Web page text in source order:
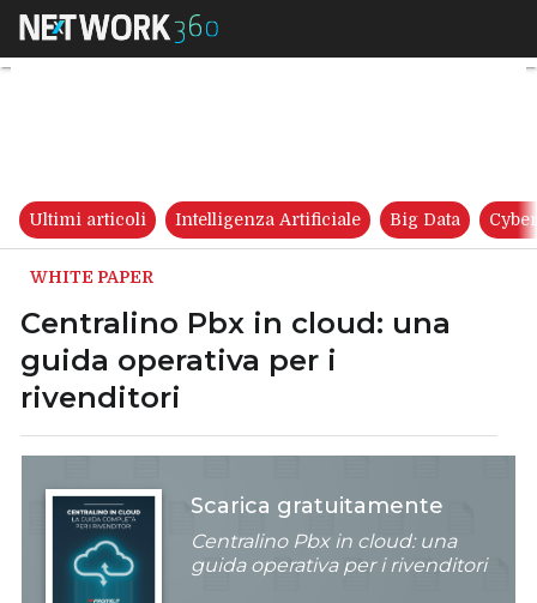
Centralino Pbx in cloud: una
Ultimi articoli Intelligenza Artificiale Big Data
WHITE PAPER
Centralino Pbx in cloud: una
guida operativa per i
rivenditori
Scarica gratuitamente
Centralino Pbx in cloud: una
guida operativa per i rivenditori